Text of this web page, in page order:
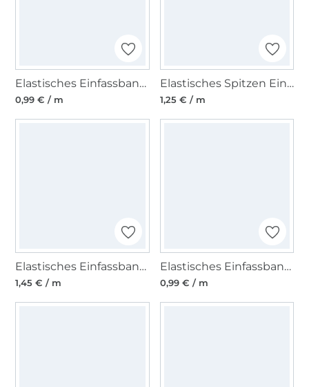
Elastisches Einfassband, grün 15 mm
0,99 € / m
Elastisches Spitzen Einfassband mit Stickerei, gelb 12 mm
1,25 € / m
Elastisches Einfassband, schwarz 15 mm
1,45 € / m
Elastisches Einfassband matt, hellblau
0,99 € / m